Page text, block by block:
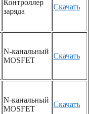
Контроллер
заряда
Скачать
N-канальный
MOSFET
Скачать
N-канальный
MOSFET
Скачать